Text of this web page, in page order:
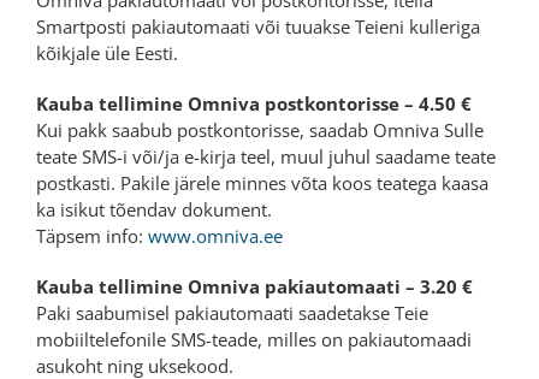
Smartposti pakiautomaati või tuuakse Teieni kulleriga
kõikjale üle Eesti.
Kauba tellimine Omniva postkontorisse – 4.50 €
Kui pakk saabub postkontorisse, saadab Omniva Sulle
teate SMS-i või/ja e-kirja teel, muul juhul saadame teate
postkasti. Pakile järele minnes võta koos teatega kaasa
ka isikut tõendav dokument.
Täpsem info: www.omniva.ee
Kauba tellimine Omniva pakiautomaati – 3.20 €
Paki saabumisel pakiautomaati saadetakse Teie
mobiiltelefonile SMS-teade, milles on pakiautomaadi
asukoht ning uksekood.